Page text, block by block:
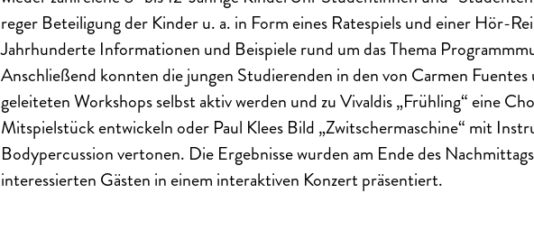
reger Beteiligung der Kinder u. a. in Form eines Ratespiels und einer Hör-
Jahrhunderte Informationen und Beispiele rund um das Thema
Anschließend konnten die jungen Studierenden in den von Carmen
geleiteten Workshops selbst aktiv werden und zu Vivaldis „Frühling“ eine
Mitspielstück entwickeln oder Paul Klees Bild „Zwitschermaschine“ mit
Bodypercussion vertonen. Die Ergebnisse wurden am Ende des
interessierten Gästen in einem interaktiven Konzert präsentiert.